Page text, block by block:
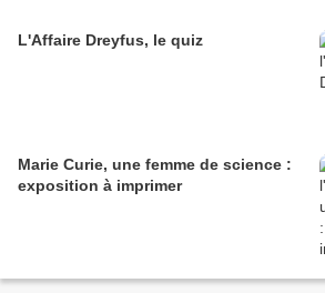
L'Affaire Dreyfus, le quiz
Marie Curie, une femme de science :
exposition à imprimer